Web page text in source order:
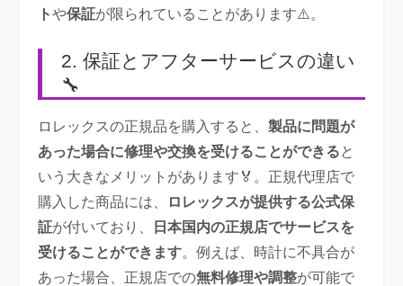
トや保証が限られていることがあります⚠️。
2. 保証とアフターサービスの違い
🔧
ロレックスの正規品を購入すると、製品に問題が
あった場合に修理や交換を受けることができると
いう大きなメリットがあります🏅。正規代理店で
購入した商品には、
ロレックスが提供する公式保
証が付いており、
日本国内の正規店でサービスを
受けることができます。例えば、時計に不具合が
あった場合、正規店での無料修理や調整が可能で